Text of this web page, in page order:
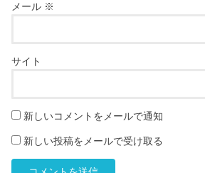
メール ※
サイト
新しいコメントをメールで通知
新しい投稿をメールで受け取る